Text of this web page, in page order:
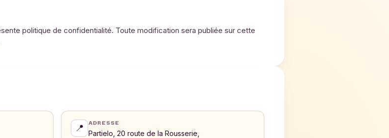
politique de confidentialité. Toute modification sera publiée sur cette
📍 ADRESSE
Partielo, 20 route de la Rousserie,